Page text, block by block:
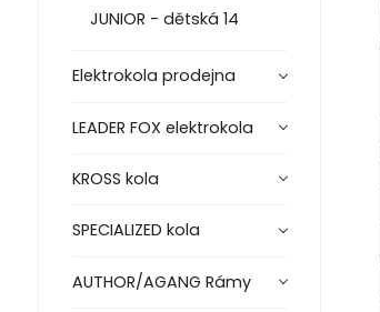
JUNIOR - dětská 14
Elektrokola prodejna
LEADER FOX elektrokola
KROSS kola
SPECIALIZED kola
AUTHOR/AGANG Rámy